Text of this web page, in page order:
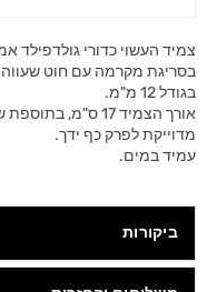
בסריגת מקרמה עם חוט שעווה
בגודל 12 מ"מ.
מדוייקת לפרק כף ידך.
עמיד במים.
ביקורות